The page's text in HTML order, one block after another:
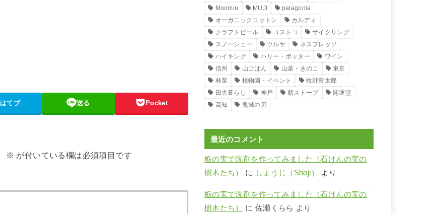
はてブ 送る Pocket
※ が付いている欄は必須項目です
Moomin
MUJI
patagonia
オーガニックコットン
カルディ
クラフトビール
コストコ
サイクリング
スノーシュー
ツルヤ
ネスプレッソ
ハイキング
ハリー・ポッター
ワイン
信州
山ごはん 山菜・きのこ
東京
林業
植物園・イベント
牧野富太郎
田舎暮らし
神戸 薪ストーブ
開運堂
高知
鬼滅の刃
最近のコメント
栃の実で洗剤を作ってみました（石けんの実の
樹木たち）
に しょうじ（Shoji） より
栃の実で洗剤を作ってみました（石けんの実の
樹木たち）
に 佐瀬くらら より